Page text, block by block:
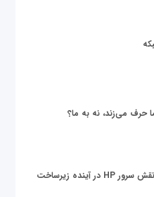
حرف می‌زند، نه به ما؟
زیر پوست دنیای داده؛ نقش سرور HP در آینده زیرساخت